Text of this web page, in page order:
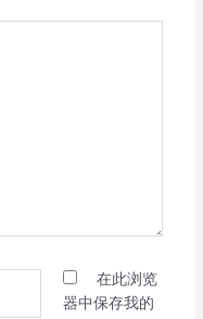
在此浏览
器中保存我的